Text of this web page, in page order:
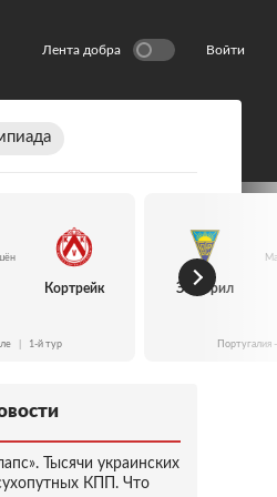
Лента добра Войти
Кортрейк
1-й тур
Эшторил
Тысячи украинских
КПП. Что